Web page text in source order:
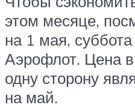
этом месяце,
на 1 мая,
Аэрофлот. Цена
одну сторону
на май.